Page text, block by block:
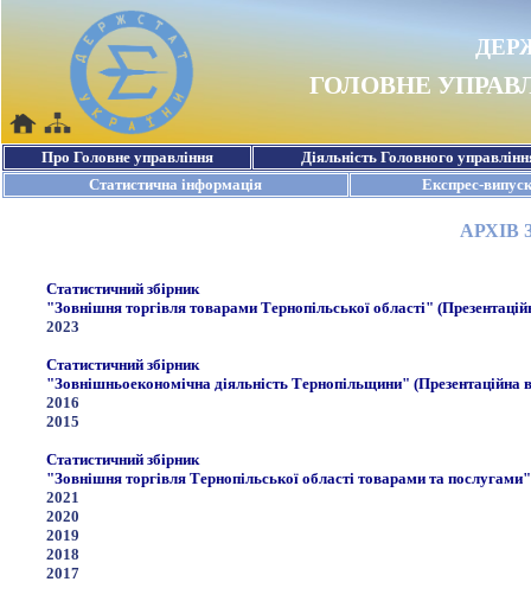
АРХІВ
Статистичний збірник
"Зовнішня торгівля товарами Тернопільської області"
2023
Статистичний збірник
"Зовнішньоекономічна діяльність Тернопільщини" (Презентаційна
2016
2015
Статистичний збірник
"Зовнішня торгівля Тернопільської області товарами та
2021
2020
2019
2018
2017